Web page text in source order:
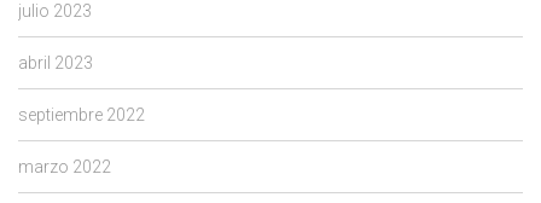
julio 2023
abril 2023
septiembre 2022
marzo 2022